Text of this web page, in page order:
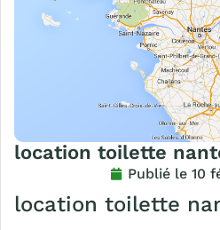
location toilette
Publié le 10
location toilette